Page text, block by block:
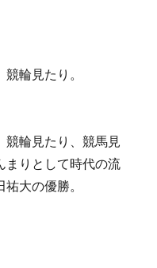
輪見たり。
競輪見たり、競馬見
まりとして時代の流
大の優勝。